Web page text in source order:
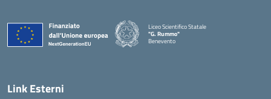
Liceo Scientifico Statale
"G. Rummo"
Benevento
Link Esterni